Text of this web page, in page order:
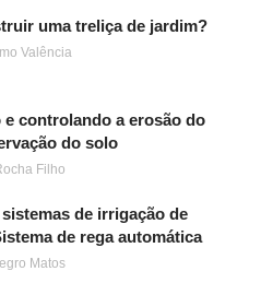
uma treliça de jardim?
Valência
e controlando a erosão do
do solo
Filho
de irrigação de
de rega automática
Matos